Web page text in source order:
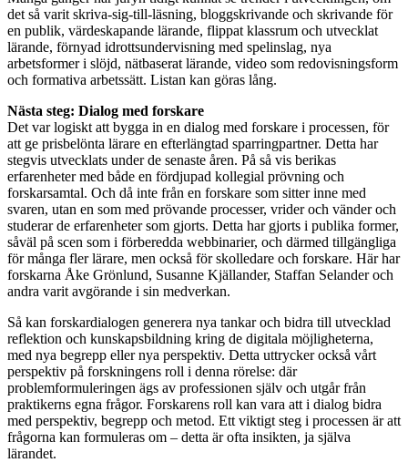
det så varit skriva-sig-till-läsning, bloggskrivande och skrivande för
en publik, värdeskapande lärande, flippat klassrum och utvecklat
lärande, förnyad idrottsundervisning med spelinslag, nya
arbetsformer i slöjd, nätbaserat lärande, video som redovisningsform
och formativa arbetssätt. Listan kan göras lång.
Nästa steg: Dialog med forskare
Det var logiskt att bygga in en dialog med forskare i processen, för
att ge prisbelönta lärare en efterlängtad sparringpartner. Detta har
stegvis utvecklats under de senaste åren. På så vis berikas
erfarenheter med både en fördjupad kollegial prövning och
forskarsamtal. Och då inte från en forskare som sitter inne med
svaren, utan en som med prövande processer, vrider och vänder och
studerar de erfarenheter som gjorts. Detta har gjorts i publika former,
såväl på scen som i förberedda webbinarier, och därmed tillgängliga
för många fler lärare, men också för skolledare och forskare. Här har
forskarna Åke Grönlund, Susanne Kjällander, Staffan Selander och
andra varit avgörande i sin medverkan.
Så kan forskardialogen generera nya tankar och bidra till utvecklad
reflektion och kunskapsbildning kring de digitala möjligheterna,
med nya begrepp eller nya perspektiv. Detta uttrycker också vårt
perspektiv på forskningens roll i denna rörelse: där
problemformuleringen ägs av professionen själv och utgår från
praktikerns egna frågor. Forskarens roll kan vara att i dialog bidra
med perspektiv, begrepp och metod. Ett viktigt steg i processen är att
frågorna kan formuleras om – detta är ofta insikten, ja själva
lärandet.